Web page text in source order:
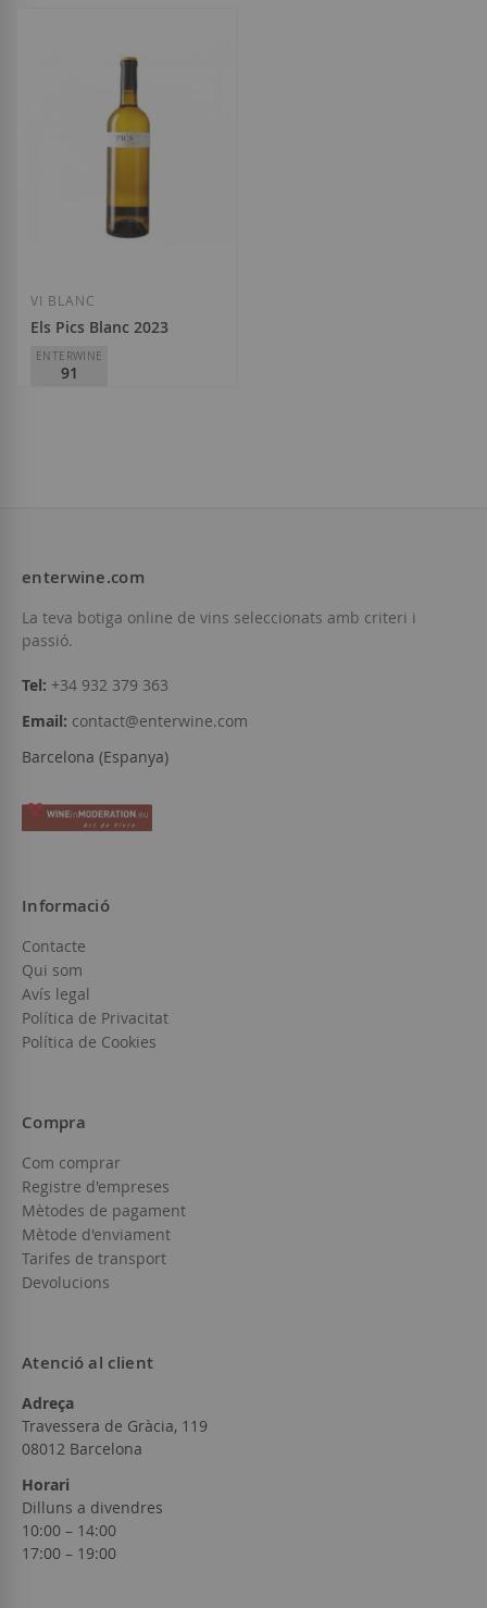
Afegir a la llista de desitjos
VI BLANC
Els Pics Blanc 2023
ENTERWINE
91
Afegir a la llista de desitjos
enterwine.com
La teva botiga online de vins seleccionats amb criteri i
passió.
Tel: +34 932 379 363
Email: contact@enterwine.com
Barcelona (Espanya)
Informació
Contacte
Qui som
Avís legal
Política de Privacitat
Política de Cookies
Compra
Com comprar
Registre d'empreses
Mètodes de pagament
Mètode d'enviament
Tarifes de transport
Devolucions
Atenció al client
Adreça
Travessera de Gràcia, 119
08012 Barcelona
Horari
Dilluns a divendres
10:00 – 14:00
17:00 – 19:00